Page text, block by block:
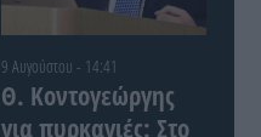
9 Αυγούστου - 14:41
Θ. Κοντογεώργης
για πυρκαγιές: Στο